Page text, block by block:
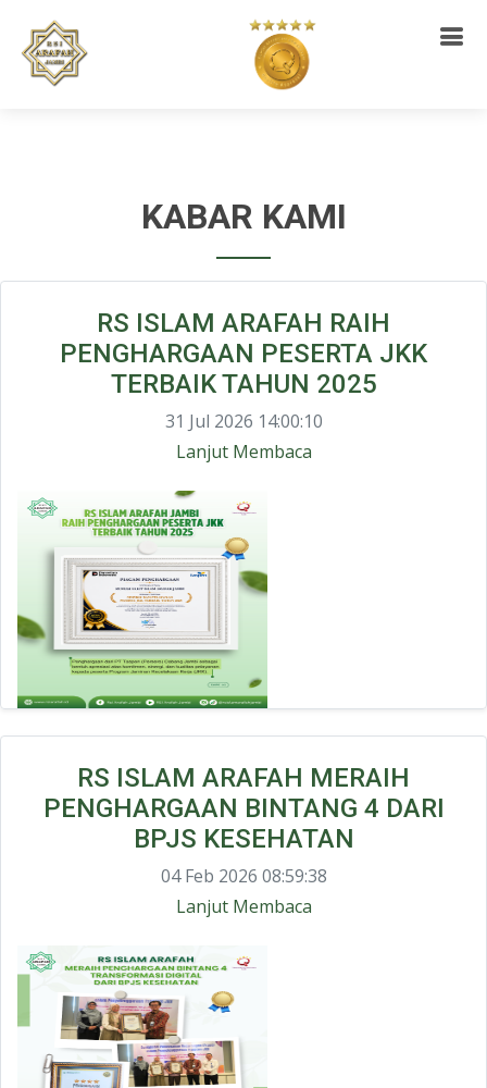
KABAR KAMI
RS ISLAM ARAFAH RAIH
PENGHARGAAN PESERTA JKK
TERBAIK TAHUN 2025
31 Jul 2026 14:00:10
Lanjut Membaca
RS ISLAM ARAFAH MERAIH
PENGHARGAAN BINTANG 4 DARI
BPJS KESEHATAN
04 Feb 2026 08:59:38
Lanjut Membaca